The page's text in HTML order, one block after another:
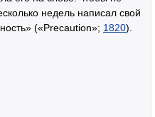
недель написал свой
(«Precaution»; 1820).